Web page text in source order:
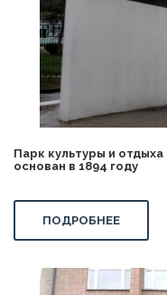
Парк культуры и
основан в 1894 году
ПОДРОБНЕЕ